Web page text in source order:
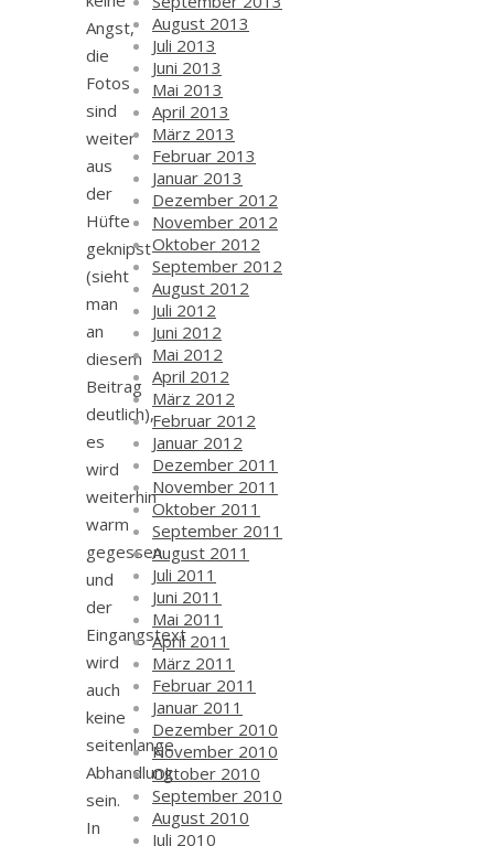
Angst,
die
Fotos
sind
weiter
aus
der
Hüfte
geknipst
(sieht
man
an
diesem
Beitrag
deutlich),
es
wird
weiterhin
warm
gegessen
und
der
Eingangstext
wird
auch
keine
seitenlange
Abhandlung
sein.
In
August 2013
Juli 2013
Juni 2013
Mai 2013
April 2013
März 2013
Februar 2013
Januar 2013
Dezember 2012
November 2012
Oktober 2012
September 2012
August 2012
Juli 2012
Juni 2012
Mai 2012
April 2012
März 2012
Februar 2012
Januar 2012
Dezember 2011
November 2011
Oktober 2011
September 2011
August 2011
Juli 2011
Juni 2011
Mai 2011
April 2011
März 2011
Februar 2011
Januar 2011
Dezember 2010
November 2010
Oktober 2010
September 2010
August 2010
Juli 2010